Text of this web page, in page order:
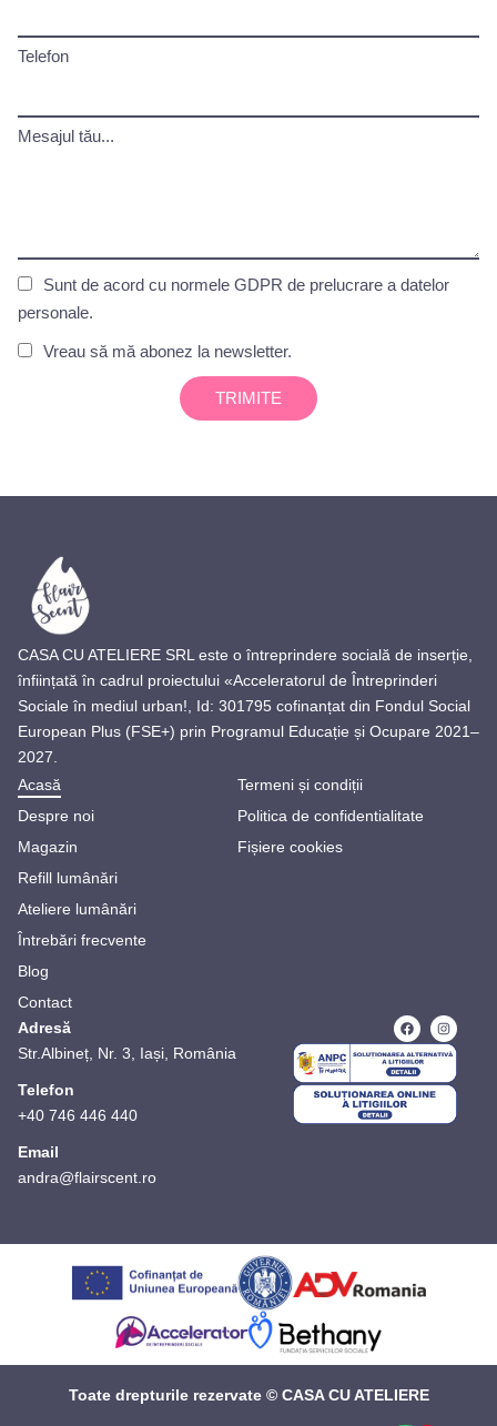
Telefon
Mesajul tău...
Sunt de acord cu normele GDPR de prelucrare a datelor
personale.
Vreau să mă abonez la newsletter.
TRIMITE
CASA CU ATELIERE SRL este o întreprindere socială de inserție,
înființată în cadrul proiectului «Acceleratorul de Întreprinderi
Sociale în mediul urban!, Id: 301795 cofinanțat din Fondul Social
European Plus (FSE+) prin Programul Educație și Ocupare 2021–
2027.
Acasă
Despre noi
Magazin
Refill lumânări
Ateliere lumânări
Întrebări frecvente
Blog
Contact
Termeni și condiții
Politica de confidentialitate
Fișiere cookies
Adresă
Str.Albineț, Nr. 3, Iași, România
Telefon
+40 746 446 440
Email
andra@flairscent.ro
Toate drepturile rezervate © CASA CU ATELIERE